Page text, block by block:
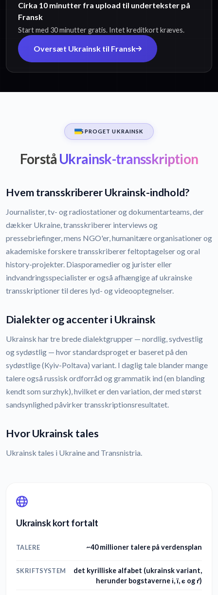
Cirka 10 minutter fra upload til undertekster på
Fransk
Start med 30 minutter gratis. Intet kreditkort kræves.
Oversæt Ukrainsk til Fransk
SPROGET UKRAINSK
Forstå Ukrainsk-transskription
Hvem transskriberer Ukrainsk-indhold?
Journalister, tv- og radiostationer og dokumentarteams, der
dækker Ukraine, transskriberer interviews og
pressebriefinger, mens NGO'er, humanitære organisationer og
akademiske forskere transskriberer feltoptagelser og oral
history-projekter. Diasporamedier og jurister eller
indvandringsspecialister er også afhængige af ukrainske
transskriptioner til deres lyd- og videooptegnelser.
Dialekter og accenter i Ukrainsk
Ukrainsk har tre brede dialektgrupper — nordlig, sydvestlig
og sydøstlig — hvor standardsproget er baseret på den
sydøstlige (Kyiv-Poltava) variant. I daglig tale blander mange
talere også russisk ordforråd og grammatik ind (en blanding
kendt som surzhyk), hvilket er den variation, der med størst
sandsynlighed påvirker transskriptionsresultatet.
Hvor Ukrainsk tales
Ukrainsk tales i Ukraine and Transnistria.
Ukrainsk kort fortalt
TALERE ~40 millioner talere på verdensplan
SKRIFTSYSTEM
det kyrilliske alfabet (ukrainsk variant,
herunder bogstaverne і, ї, є og ґ)